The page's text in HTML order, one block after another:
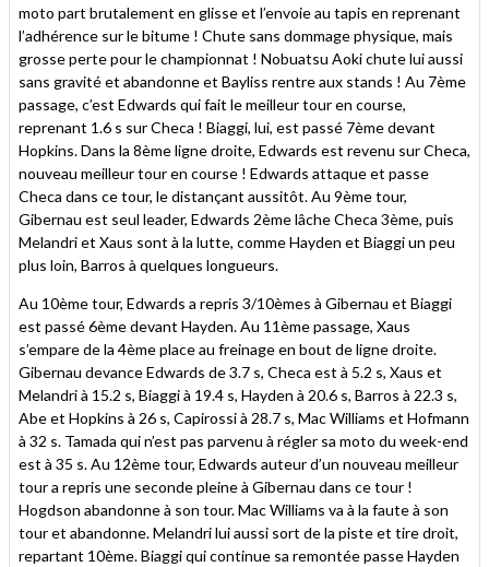
moto part brutalement en glisse et l’envoie au tapis en reprenant
l’adhérence sur le bitume ! Chute sans dommage physique, mais
grosse perte pour le championnat ! Nobuatsu Aoki chute lui aussi
sans gravité et abandonne et Bayliss rentre aux stands ! Au 7ème
passage, c’est Edwards qui fait le meilleur tour en course,
reprenant 1.6 s sur Checa ! Biaggi, lui, est passé 7ème devant
Hopkins. Dans la 8ème ligne droite, Edwards est revenu sur Checa,
nouveau meilleur tour en course ! Edwards attaque et passe
Checa dans ce tour, le distançant aussitôt. Au 9ème tour,
Gibernau est seul leader, Edwards 2ème lâche Checa 3ème, puis
Melandri et Xaus sont à la lutte, comme Hayden et Biaggi un peu
plus loin, Barros à quelques longueurs.
Au 10ème tour, Edwards a repris 3/10èmes à Gibernau et Biaggi
est passé 6ème devant Hayden. Au 11ème passage, Xaus
s’empare de la 4ème place au freinage en bout de ligne droite.
Gibernau devance Edwards de 3.7 s, Checa est à 5.2 s, Xaus et
Melandri à 15.2 s, Biaggi à 19.4 s, Hayden à 20.6 s, Barros à 22.3 s,
Abe et Hopkins à 26 s, Capirossi à 28.7 s, Mac Williams et Hofmann
à 32 s. Tamada qui n’est pas parvenu à régler sa moto du week-end
est à 35 s. Au 12ème tour, Edwards auteur d’un nouveau meilleur
tour a repris une seconde pleine à Gibernau dans ce tour !
Hogdson abandonne à son tour. Mac Williams va à la faute à son
tour et abandonne. Melandri lui aussi sort de la piste et tire droit,
repartant 10ème. Biaggi qui continue sa remontée passe Hayden